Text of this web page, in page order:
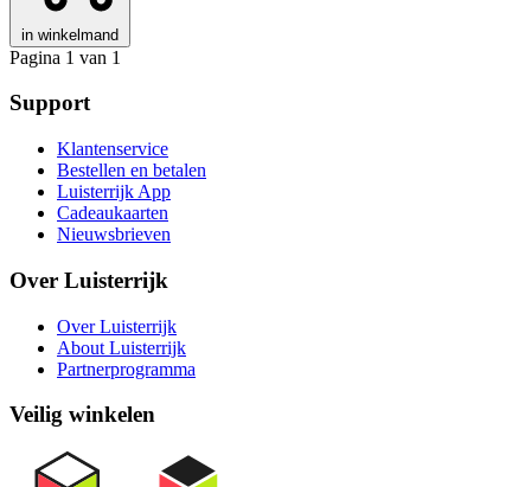
in winkelmand
Pagina 1 van 1
Support
Klantenservice
Bestellen en betalen
Luisterrijk App
Cadeaukaarten
Nieuwsbrieven
Over Luisterrijk
Over Luisterrijk
About Luisterrijk
Partnerprogramma
Veilig winkelen